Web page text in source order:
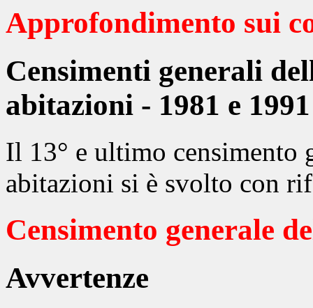
Approfondimento sui
Censimenti generali
abitazioni - 1981 e 1991
Il 13° e ultimo censimento
abitazioni si è svolto con
Censimento generale
Avvertenze